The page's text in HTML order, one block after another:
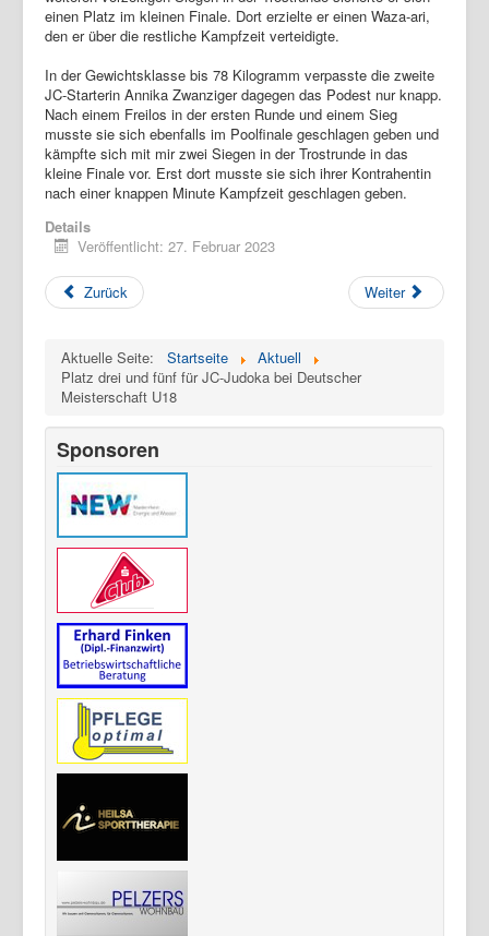
einen Platz im kleinen Finale. Dort erzielte er einen Waza-ari,
den er über die restliche Kampfzeit verteidigte.
In der Gewichtsklasse bis 78 Kilogramm verpasste die zweite
JC-Starterin Annika Zwanziger dagegen das Podest nur knapp.
Nach einem Freilos in der ersten Runde und einem Sieg
musste sie sich ebenfalls im Poolfinale geschlagen geben und
kämpfte sich mit mir zwei Siegen in der Trostrunde in das
kleine Finale vor. Erst dort musste sie sich ihrer Kontrahentin
nach einer knappen Minute Kampfzeit geschlagen geben.
Details
Veröffentlicht: 27. Februar 2023
Zurück Weiter
Aktuelle Seite: Startseite
Aktuell
Platz drei und fünf für JC-Judoka bei Deutscher
Meisterschaft U18
Sponsoren